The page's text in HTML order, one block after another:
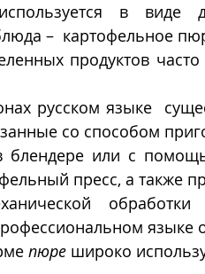
в виде
–  картофельное
русском языке
со способом
блендере или с
пресс, а также
языке
пюре широко